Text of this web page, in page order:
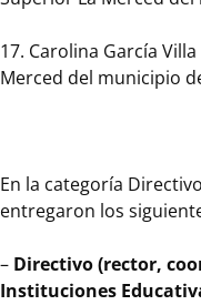
17. Carolina García
Merced del municipio
En la categoría
entregaron los
– Directivo (rector,
Instituciones
con
la
medalla
Miguel
Giraldo
Salazar.
Los
ganadores